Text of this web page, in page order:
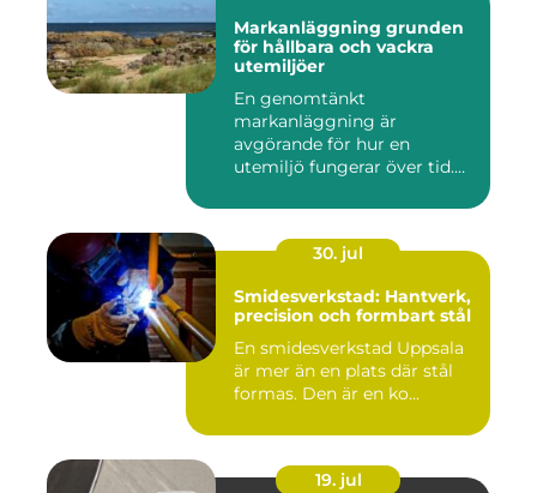
Markanläggning grunden
för hållbara och vackra
utemiljöer
En genomtänkt
markanläggning är
avgörande för hur en
utemiljö fungerar över tid.
30. jul
Smidesverkstad: Hantverk,
precision och formbart stål
En smidesverkstad Uppsala
är mer än en plats där stål
formas. Den är en ko...
19. jul